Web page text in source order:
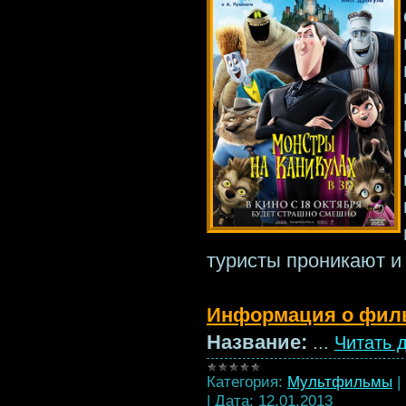
туристы проникают
Информация о
Название: ... Читать
Категория: Мультфильмы |
| Дата: 12.01.2013